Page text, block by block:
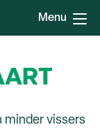
Menu
minder vissers